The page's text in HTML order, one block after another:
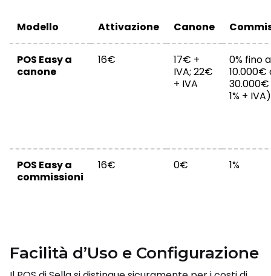
Modello Attivazione Canone
POS Easy a
canone
16€
17€ +
IVA; 22€
+ IVA
0% fino a
10.000€
1% + IVA)
POS Easy a
commissioni
16€ 0€ 1%
Facilità d’Uso e Configurazione